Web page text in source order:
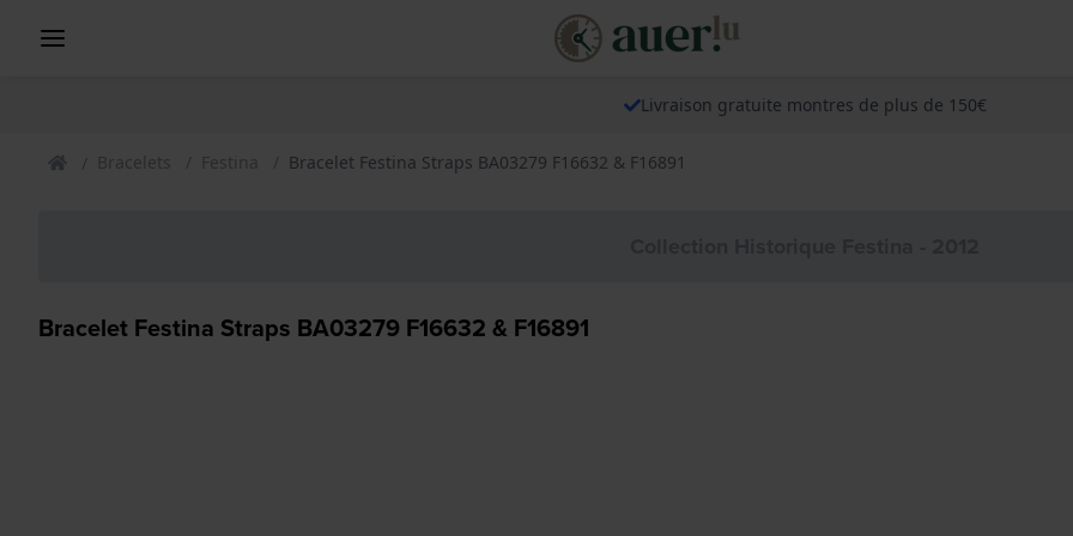
Livraison gratuite montres de plus de 150€
Bracelets Festina Bracelet Festina Straps BA03279 F16632 & F16891
Bracelet Festina Straps BA03279 F16632 & F16891